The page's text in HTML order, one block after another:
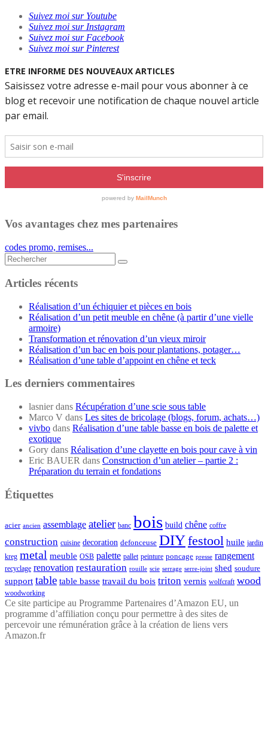
Suivez moi sur Youtube
Suivez moi sur Instagram
Suivez moi sur Facebook
Suivez moi sur Pinterest
Vos avantages chez mes partenaires
codes promo, remises...
Rechercher...
Articles récents
Réalisation d’un échiquier et pièces en bois
Réalisation d’un petit meuble en chêne (à partir d’une vielle
armoire)
Transformation et rénovation d’un vieux miroir
Réalisation d’un bac en bois pour plantations, potager…
Réalisation d’une table d’appoint en chêne et teck
Les derniers commentaires
lasnierdans Récupération d’une scie sous table
Marco V dans Les sites de bricolage (blogs, forum, achats…)
vivbo dans Réalisation d’une table basse en bois de palette et
exotique
Gory dans Réalisation d’une clayette en bois pour cave à vin
Eric BAUER dans Construction d’un atelier – partie 2 :
Préparation du terrain et fondations
Étiquettes
acier ancien assemblage atelier banc bois build chêne coffre
construction cuisine decoration defonceuse DIYfestool huile jardin
kreg metal meuble OSB palette pallet peinture poncage presse rangement
recyclage renovation restauration rouille scie serrage serre-joint shed soudure
support table table basse travail du bois triton vernis wolfcraft wood
woodworking
Ce site participe au Programme Partenaires d’Amazon EU, un
programme d’affiliation conçu pour permettre à des sites de
percevoir une rémunération grâce à la création de liens vers
Amazon.fr